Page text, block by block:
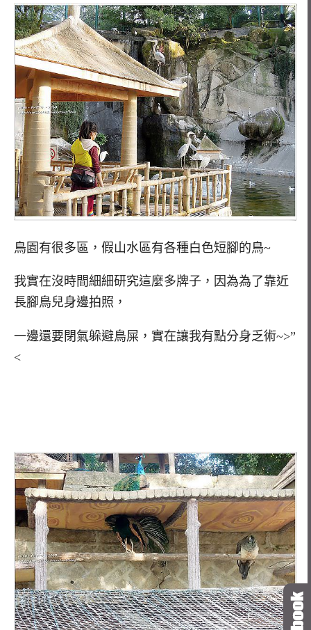
鳥園有很多區，假山水區有各種白色短腳的鳥~
我實在沒時間細細研究這麼多牌子，因為為了靠近
長腳鳥兒身邊拍照，
一邊還要閉氣躲避鳥屎，實在讓我有點分身乏術~>”
<